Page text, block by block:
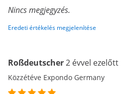
Nincs megjegyzés.
Eredeti értékelés megjelenítése
Roßdeutscher2 évvel ezelőtt
Közzétéve Expondo Germany